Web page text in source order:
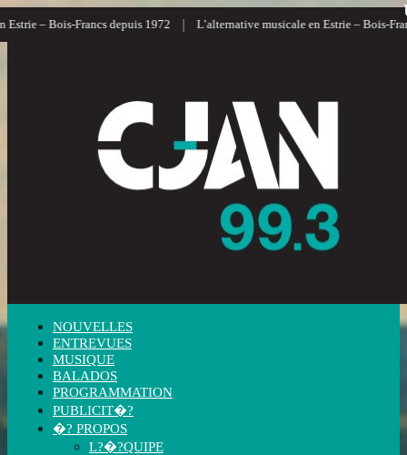
Francs depuis 1972 | L’alternative musicale en Estrie – Bois-Francs |
NOUVELLES
ENTREVUES
MUSIQUE
BALADOS
PROGRAMMATION
PUBLICIT�?
�? PROPOS
L?�?QUIPE